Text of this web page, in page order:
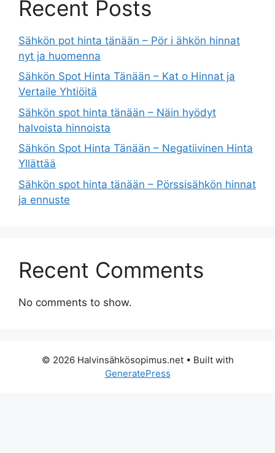
Recent Posts
Sähkön pot hinta tänään – Pör i ähkön hinnat
nyt ja huomenna
Sähkön Spot Hinta Tänään – Kat o Hinnat ja
Vertaile Yhtiöitä
Sähkön spot hinta tänään – Näin hyödyt
halvoista hinnoista
Sähkön Spot Hinta Tänään – Negatiivinen Hinta
Yllättää
Sähkön spot hinta tänään – Pörssisähkön hinnat
ja ennuste
Recent Comments
No comments to show.
© 2026 Halvinsähkösopimus.net• Built with
GeneratePress